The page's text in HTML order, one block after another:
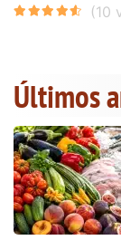
Últimos